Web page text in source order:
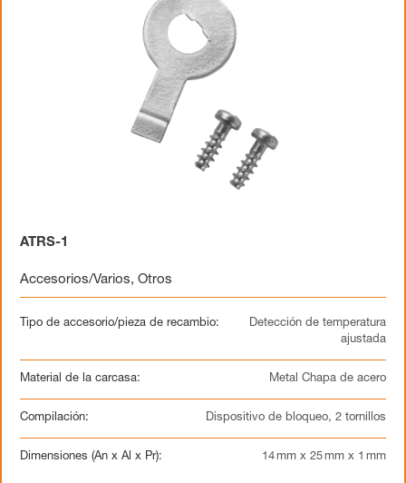
ATRS-1
Accesorios/Varios, Otros
Tipo de accesorio/pieza de recambio:
Detección de temperatura
ajustada
Material de la carcasa: Metal Chapa de acero
Compilación: Dispositivo de bloqueo, 2 tornillos
Dimensiones (An x Al x Pr): 14 mm x 25 mm x 1 mm